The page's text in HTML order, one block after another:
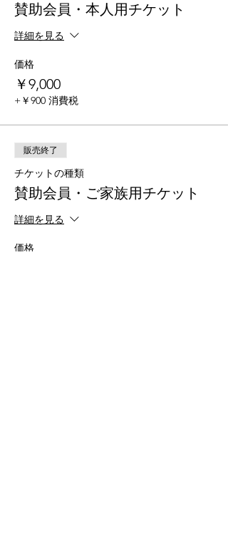
賛助会員・本人用チケット
詳細を見る
価格
￥9,000
+￥900 消費税
販売終了
チケットの種類
賛助会員・ご家族用チケット
詳細を見る
価格